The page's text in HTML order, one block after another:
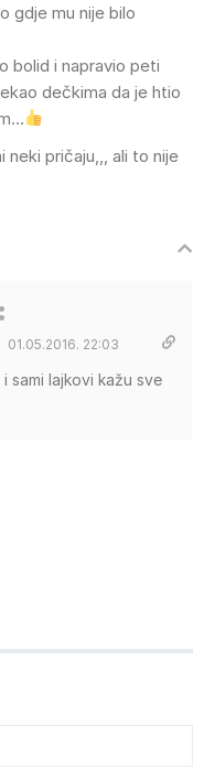
gdje mu nije bilo
bolid i napravio peti
dečkima da je htio
pričaju,,, ali to nije
01.05.2016. 22:03
i sami lajkovi kažu sve